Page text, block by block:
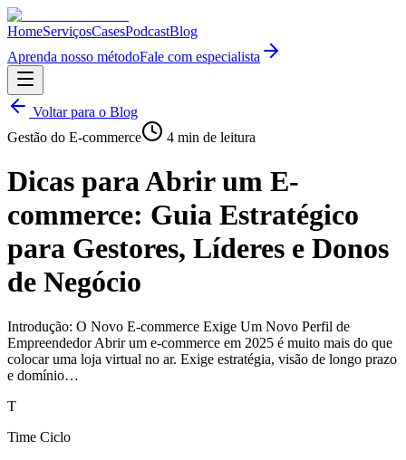
HomeServiçosCasesPodcastBlog
Aprenda nosso métodoFale com especialista
Voltar para o Blog
Gestão do E-commerce
4 min de leitura
Dicas para Abrir um E-
commerce: Guia Estratégico
para Gestores, Líderes e Donos
de Negócio
Introdução: O Novo E-commerce Exige Um Novo Perfil de
Empreendedor Abrir um e-commerce em 2025 é muito mais do que
colocar uma loja virtual no ar. Exige estratégia, visão de longo prazo
e domínio…
T
Time Ciclo